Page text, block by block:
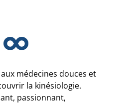
médecines douces et
la kinésiologie.
passionnant,